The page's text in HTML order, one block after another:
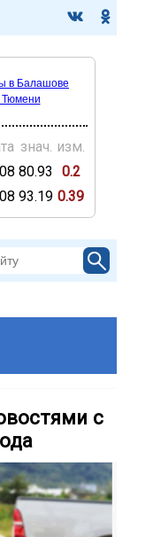
в Балашове
Тюмени
знач. изм.
80.93
0.2
93.19 0.39
с